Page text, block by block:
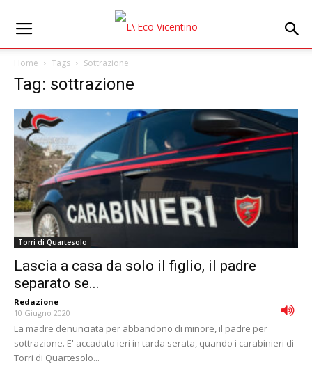
Home Tags Sottrazione
Tag: sottrazione
Torri di Quartesolo
Lascia a casa da solo il figlio, il padre
separato se...
Redazione -
10 Giugno 2020
La madre denunciata per abbandono di minore, il padre per
sottrazione. E' accaduto ieri in tarda serata, quando i carabinieri di
Torri di Quartesolo...